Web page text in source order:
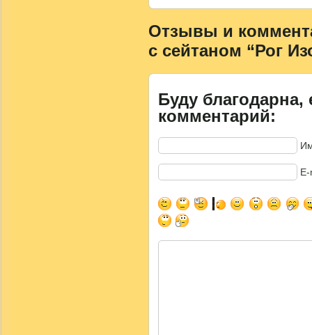
Отзывы и
с сейтаном “Рог
Буду благодарна,
комментарий: